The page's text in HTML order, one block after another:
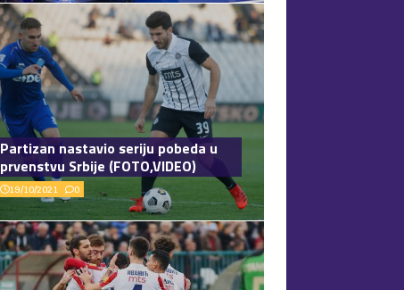
Partizan nastavio seriju pobeda u
prvenstvu Srbije (FOTO,VIDEO)
19/10/2021 0